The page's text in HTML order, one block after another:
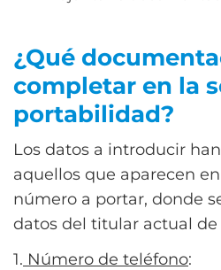
¿Qué
completar en la
portabilidad?
Los datos a introducir
aquellos que aparecen
número a portar, donde
datos del titular actual
1. Número de teléfono: